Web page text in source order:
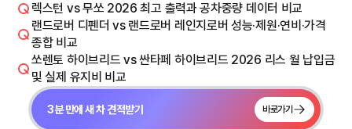
렉스턴 vs 무쏘 2026 최고 출력과 공차중량 데이터 비교
랜드로버 디펜더 vs 랜드로버 레인지로버 성능·제원·연비·가격
종합 비교
쏘렌토 하이브리드 vs 싼타페 하이브리드 2026 리스 월 납입금
및 실제 유지비 비교
3분 만에 새 차 견적받기 바로가기